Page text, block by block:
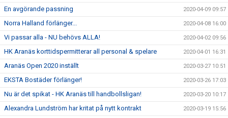
En avgörande passning 2020-04-09 09:57
Norra Halland förlänger... 2020-04-08 16:00
Vi passar alla - NU behövs ALLA! 2020-04-02 09:56
HK Aranäs korttidspermitterar all personal & spelare 2020-04-01 16:31
Aranäs Open 2020 inställt 2020-03-27 10:51
EKSTA Bostäder förlänger! 2020-03-26 17:03
Nu är det spikat - HK Aranäs till handbollsligan! 2020-03-20 10:17
Alexandra Lundström har kritat på nytt kontrakt 2020-03-19 15:56